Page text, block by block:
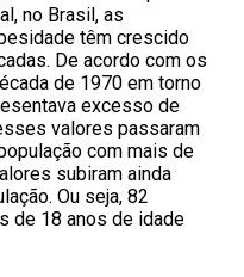
no Brasil, as
têm crescido
De acordo com os
de 1970 em torno
excesso de
valores passaram
com mais de
subiram ainda
Ou seja, 82
de 18 anos de idade